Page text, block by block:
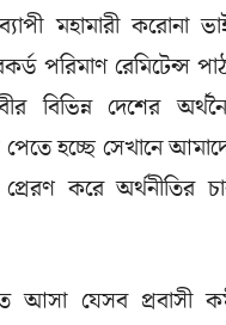
মহামারী করোনা
পরিমাণ রেমিটেন্স
বিভিন্ন দেশের
হচ্ছে সেখানে
করে অর্থনীতির
আসা যেসব প্রবাসী